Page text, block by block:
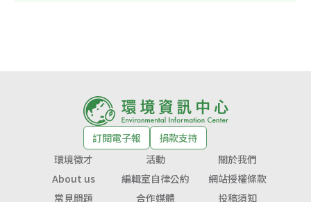
訂閱電子報
捐款支持
環境徵才
活動
關於我們
About us
編輯室自律公約
網站授權條款
常見問題
合作媒體 投稿須知